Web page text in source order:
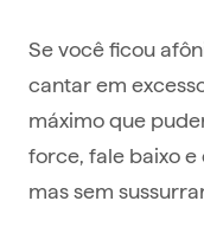
Se você ficou
cantar em
máximo que
force, fale baixo
mas sem